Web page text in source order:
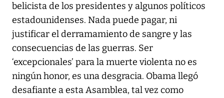
belicista de los presidentes y algunos políticos
estadounidenses. Nada puede pagar, ni
justificar el derramamiento de sangre y las
consecuencias de las guerras. Ser
‘excepcionales’ para la muerte violenta no es
ningún honor, es una desgracia. Obama llegó
desafiante a esta Asamblea, tal vez como